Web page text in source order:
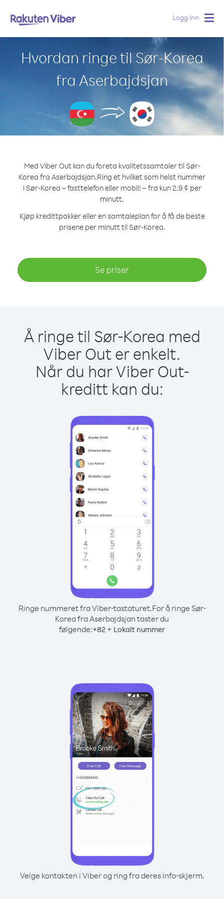
Logg Inn
Hvordan ringe til Sør-Korea
fra Aserbajdsjan
Med Viber Out kan du foreta kvalitetssamtaler til Sør-
Korea fra Aserbajdsjan.Ring et hvilket som helst nummer
i Sør-Korea – fasttelefon eller mobil! – fra kun 2.9 ¢ per
minutt.
Kjøp kredittpakker eller en samtaleplan for å få de beste
prisene per minutt til Sør-Korea.
Se priser
Å ringe til Sør-Korea med
Viber Out er enkelt.
Når du har Viber Out-
kreditt kan du:
Ringe nummeret fra Viber-tastaturet.For å ringe Sør-
Korea fra Aserbajdsjan taster du
følgende:+82 + Lokalt nummer
Velge kontakten i Viber og ring fra deres info-skjerm.